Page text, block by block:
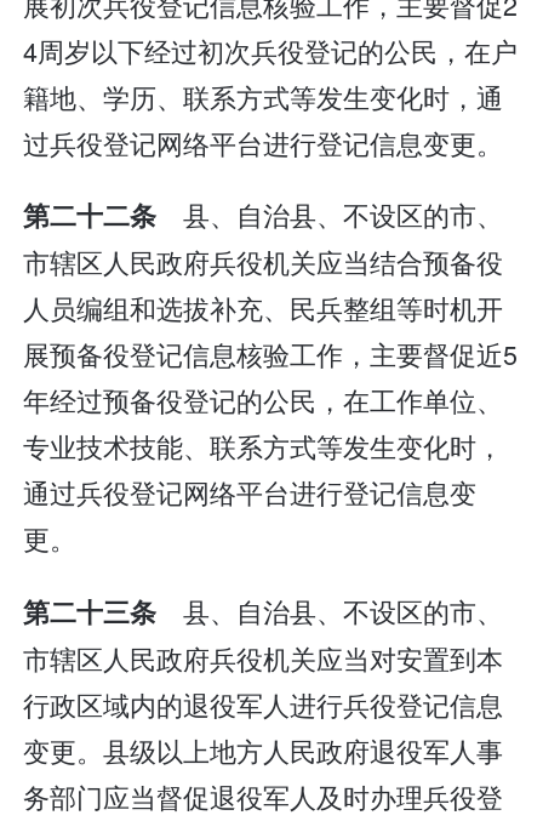
4周岁以下经过初次兵役登记的公民，在户
籍地、学历、联系方式等发生变化时，通
过兵役登记网络平台进行登记信息变更。
第二十二条 县、自治县、不设区的市、
市辖区人民政府兵役机关应当结合预备役
人员编组和选拔补充、民兵整组等时机开
展预备役登记信息核验工作，主要督促近5
年经过预备役登记的公民，在工作单位、
专业技术技能、联系方式等发生变化时，
通过兵役登记网络平台进行登记信息变
更。
第二十三条 县、自治县、不设区的市、
市辖区人民政府兵役机关应当对安置到本
行政区域内的退役军人进行兵役登记信息
变更。县级以上地方人民政府退役军人事
务部门应当督促退役军人及时办理兵役登